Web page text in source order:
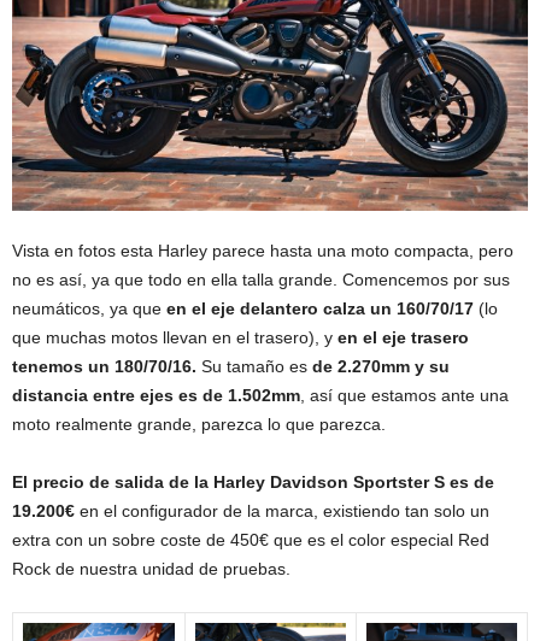
Vista en fotos esta Harley parece hasta una moto compacta, pero
no es así, ya que todo en ella talla grande. Comencemos por sus
neumáticos, ya que en el eje delantero calza un 160/70/17 (lo
que muchas motos llevan en el trasero), y en el eje trasero
tenemos un 180/70/16. Su tamaño es de 2.270mm y su
distancia entre ejes es de 1.502mm , así que estamos ante una
moto realmente grande, parezca lo que parezca.
El precio de salida de la Harley Davidson Sportster S es de
19.200€ en el configurador de la marca, existiendo tan solo un
extra con un sobre coste de 450€ que es el color especial Red
Rock de nuestra unidad de pruebas.